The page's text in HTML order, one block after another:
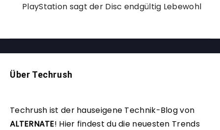
PlayStation sagt der Disc endgültig Lebewohl
Über Techrush
Techrush ist der hauseigene Technik-Blog von
ALTERNATE! Hier findest du die neuesten Trends